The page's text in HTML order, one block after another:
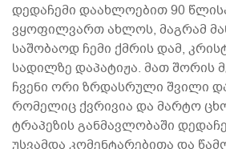
დედაჩემი დაახლოებით 90
ვყოფილვართ ახლოს, მაგრამ
საშობაოდ ჩემი ქმრის დამ,
სადილზე დაპატიჟა. მათ შორის
ჩვენი ორი ზრდასრული შვილი
რომელიც ქვრივია და მარტო
ტრაპეზის განმავლობაში
უსვამდა კომენტარებითა და